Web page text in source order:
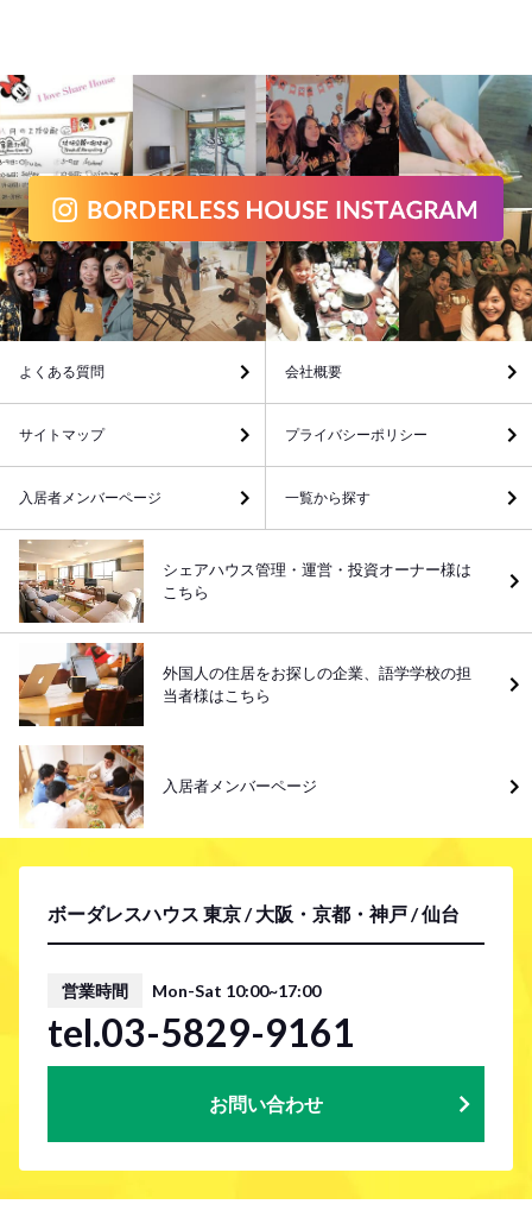
ボーダレスハウス 東京 / 大阪・京都・神戸 / 仙台
営業時間 Mon-Sat 10:00~17:00
tel.03-5829-9161
お問い合わせ
よくある質問 会社概要
サイトマップ プライバシーポリシー
入居者メンバーページ 一覧から探す
シェアハウス管理・運営・投資オーナー様は
こちら
外国人の住居をお探しの企業、語学学校の担
当者様はこちら
入居者メンバーページ